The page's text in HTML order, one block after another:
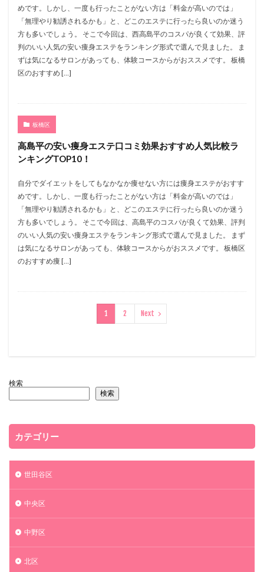
めです。しかし、一度も行ったことがない方は「料金が高いのでは」
「無理やり勧誘されるかも」と、どこのエステに行ったら良いのか迷う
方も多いでしょう。 そこで今回は、西高島平のコスパが良くて効果、評
判のいい人気の安い痩身エステをランキング形式で選んで見ました。 ま
ずは気になるサロンがあっても、体験コースからがおススメです。 板橋
区のおすすめ […]
板橋区
高島平の安い痩身エステ口コミ効果おすすめ人気比較ラ
ンキングTOP10！
自分でダイエットをしてもなかなか痩せない方には痩身エステがおすす
めです。しかし、一度も行ったことがない方は「料金が高いのでは」
「無理やり勧誘されるかも」と、どこのエステに行ったら良いのか迷う
方も多いでしょう。 そこで今回は、高島平のコスパが良くて効果、評判
のいい人気の安い痩身エステをランキング形式で選んで見ました。 まず
は気になるサロンがあっても、体験コースからがおススメです。 板橋区
のおすすめ痩 […]
1 2 Next
検索
検索
カテゴリー
世田谷区
中央区
中野区
北区